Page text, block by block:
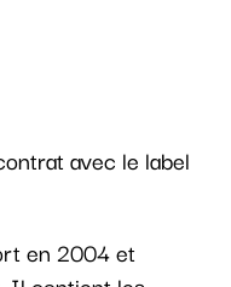
avec le label
en 2004 et